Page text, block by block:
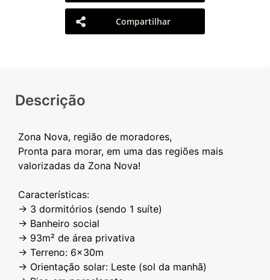
Compartilhar
Descrição
Zona Nova, região de moradores,
Pronta para morar, em uma das regiões mais
valorizadas da Zona Nova!
Características:
→ 3 dormitórios (sendo 1 suíte)
→ Banheiro social
→ 93m² de área privativa
→ Terreno: 6x30m
→ Orientação solar: Leste (sol da manhã)